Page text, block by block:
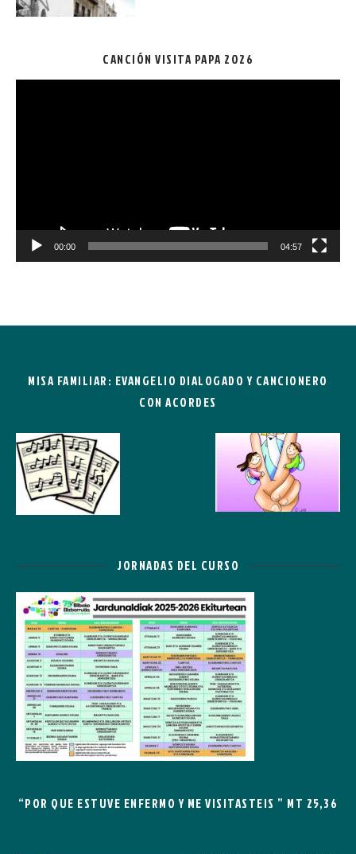
CANCIÓN VISITA PAPA 2026
00:00 04:57
MISA FAMILIAR: EVANGELIO DIALOGADO Y CANCIONERO
CON ACORDES
JORNADAS DEL CURSO
“POR QUE ESTUVE ENFERMO Y ME VISITASTEIS ” MT 25,36